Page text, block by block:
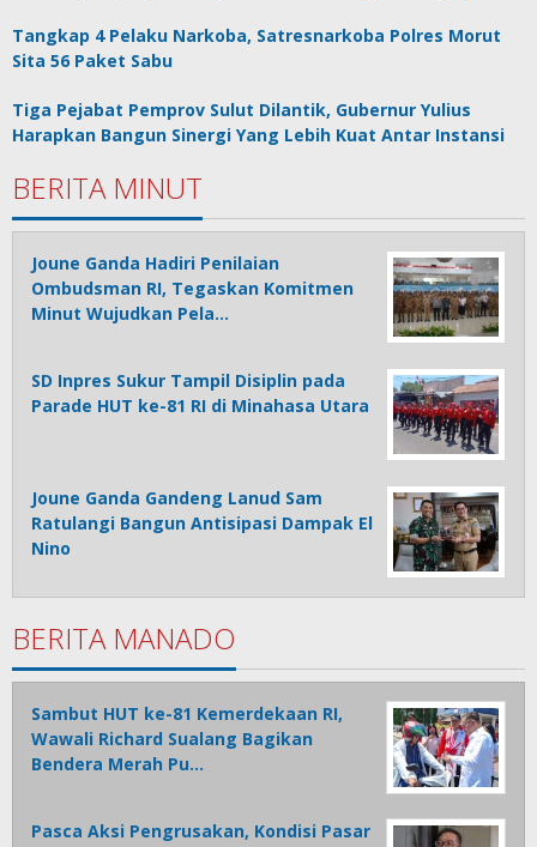
Tangkap 4 Pelaku Narkoba, Satresnarkoba Polres Morut
Sita 56 Paket Sabu
Tiga Pejabat Pemprov Sulut Dilantik, Gubernur Yulius
Harapkan Bangun Sinergi Yang Lebih Kuat Antar Instansi
BERITA MINUT
Joune Ganda Hadiri Penilaian
Ombudsman RI, Tegaskan Komitmen
Minut Wujudkan Pela…
SD Inpres Sukur Tampil Disiplin pada
Parade HUT ke-81 RI di Minahasa Utara
Joune Ganda Gandeng Lanud Sam
Ratulangi Bangun Antisipasi Dampak El
Nino
BERITA MANADO
Sambut HUT ke-81 Kemerdekaan RI,
Wawali Richard Sualang Bagikan
Bendera Merah Pu…
Pasca Aksi Pengrusakan, Kondisi Pasar